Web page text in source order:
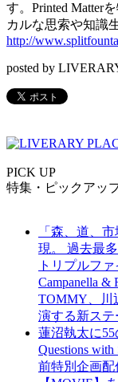
す。Printed Matter
カルな思索や知識
http://
posted by
PICK UP
特集・ピックアッ
「森、道、
現。 過去最
トリプルフ
Campanella &
TOMMY、川
演する新ステ
蓮沼執太に
Questions
前特別企画